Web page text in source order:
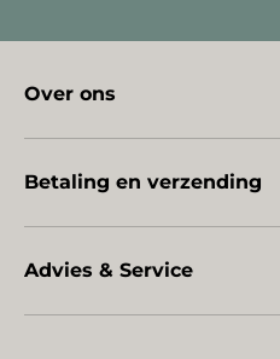
Over ons
Betaling en verzending
Advies & Service